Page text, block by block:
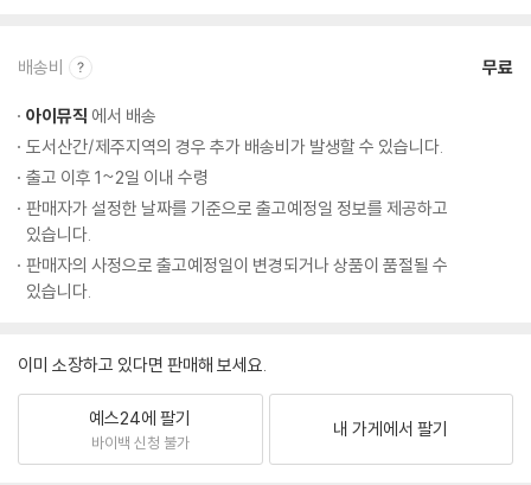
배송비 무료
아이뮤직 에서 배송
도서산간/제주지역의 경우 추가 배송비가 발생할 수 있습니다.
출고 이후 1~2일 이내 수령
판매자가 설정한 날짜를 기준으로 출고예정일 정보를 제공하고
있습니다.
판매자의 사정으로 출고예정일이 변경되거나 상품이 품절될 수
있습니다.
이미 소장하고 있다면 판매해 보세요.
예스24에 팔기
바이백 신청 불가
내 가게에서 팔기